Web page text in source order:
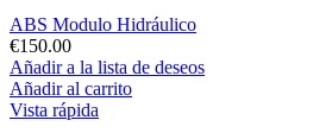
ABS Modulo Hidráulico
€150.00
Añadir a la lista de deseos
Añadir al carrito
Vista rápida